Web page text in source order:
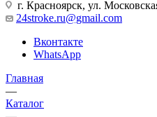
г. Красноярск, ул.
24stroke.ru@gmail.com
Вконтакте
WhatsApp
Главная
—
Каталог